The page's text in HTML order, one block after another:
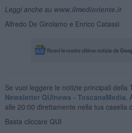
Leggi anche su www.ilmedioriente.it
Alfredo De Girolamo e Enrico Catassi
Se vuoi leggere le notizie principali della
Newsletter QUInews - ToscanaMedia.
alle 20:00 direttamente nella tua casella
Basta cliccare QUI